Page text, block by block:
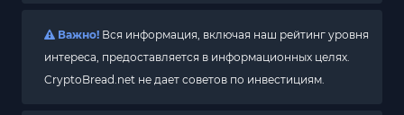
Важно! Вся информация, включая наш рейтинг уровня
интереса, предоставляется в информационных целях.
CryptoBread.net не дает советов по инвестициям.